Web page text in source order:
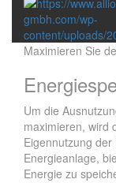
Maximieren Sie
Um die
maximieren, wird
Eigennutzung
Energieanlage,
Energie zu